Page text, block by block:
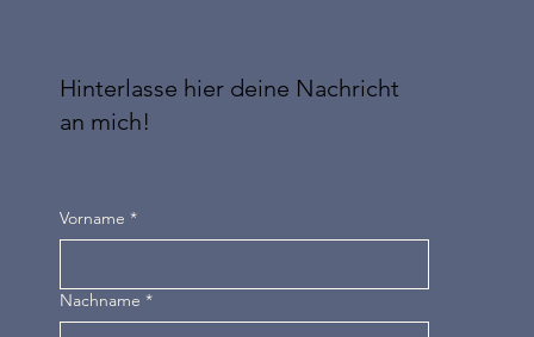
Hinterlasse hier deine Nachricht
an mich!
Vorname *
Nachname *